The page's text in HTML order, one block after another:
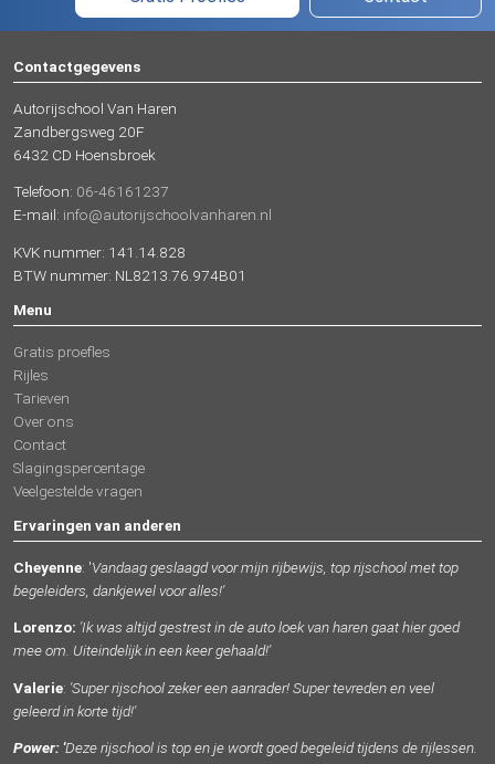
Contactgegevens
Autorijschool Van Haren
Zandbergsweg 20F
6432 CD Hoensbroek
Telefoon: 06-46161237
E-mail: info@autorijschoolvanharen.nl
KVK nummer: 141.14.828
BTW nummer: NL8213.76.974B01
Menu
Gratis proefles
Rijles
Tarieven
Over ons
Contact
Slagingspercentage
Veelgestelde vragen
Ervaringen van anderen
Cheyenne: 'Vandaag geslaagd voor mijn rijbewijs, top rijschool met top
begeleiders, dankjewel voor alles!'
Lorenzo: 'Ik was altijd gestrest in de auto loek van haren gaat hier goed
mee om. Uiteindelijk in een keer gehaald!'
Valerie: 'Super rijschool zeker een aanrader! Super tevreden en veel
geleerd in korte tijd!'
Power: 'Deze rijschool is top en je wordt goed begeleid tijdens de rijlessen.